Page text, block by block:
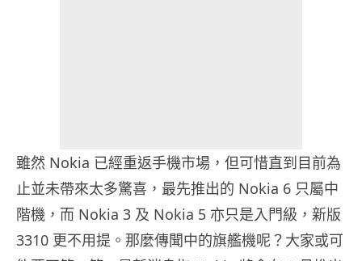
雖然 Nokia 已經重返手機市場，但可惜直到目前為
止並未帶來太多驚喜，最先推出的 Nokia 6 只屬中
階機，而 Nokia 3 及 Nokia 5 亦只是入門級，新版
3310 更不用提。那麼傳聞中的旗艦機呢？大家或可